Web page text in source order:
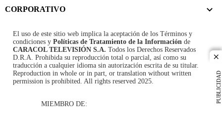
PUBLICIDAD
CORPORATIVO
El uso de este sitio web implica la aceptación de los Términos y
condiciones y Políticas de Tratamiento de la Información de
CARACOL TELEVISIÓN S.A. Todos los Derechos Reservados
D.R.A. Prohibida su reproducción total o parcial, así como su
traducción a cualquier idioma sin autorización escrita de su titular.
Reproduction in whole or in part, or translation without written
permission is prohibited. All rights reserved 2025.
MIEMBRO DE: